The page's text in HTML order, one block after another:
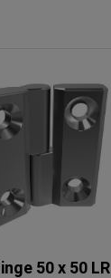
50 x 50 LR